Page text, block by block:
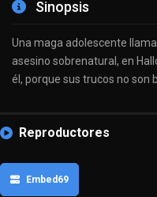
Sinopsis
Una maga adolescente
asesino sobrenatural, en
él, porque sus trucos no son
Reproductores
Embed69